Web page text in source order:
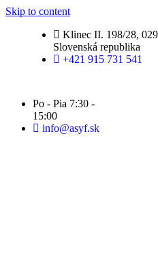
Skip to content
Klinec II. 198/28,
Slovenská republika
+421 915 731 541
Po - Pia 7:30 -
15:00
info@asyf.sk